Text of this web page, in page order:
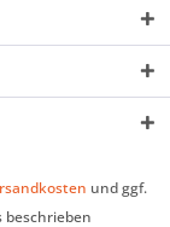
und ggf.